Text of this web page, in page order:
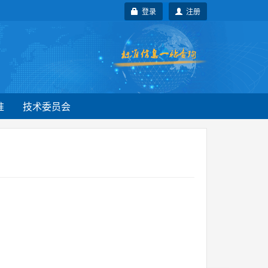
注册
登录
技术委员会